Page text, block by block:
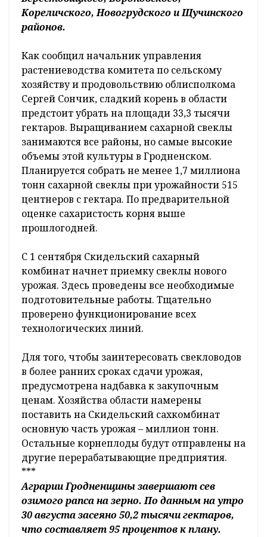
Кореличского, Новогрудского и Щучинского
районов.
Как сообщил начальник управления
растениеводства комитета по сельскому
хозяйству и продовольствию облисполкома
Сергей Сончик, сладкий корень в области
предстоит убрать на площади 33,3 тысячи
гектаров. Выращиванием сахарной свеклы
занимаются все районы, но самые высокие
объемы этой культуры в Гродненском.
Планируется собрать не менее 1,7 миллиона
тонн сахарной свеклы при урожайности 515
центнеров с гектара. По предварительной
оценке сахаристость корня выше
прошлогодней.
С 1 сентября Скидельский сахарный
комбинат начнет приемку свеклы нового
урожая. Здесь проведены все необходимые
подготовительные работы. Тщательно
проверено функционирование всех
технологических линий.
Для того, чтобы заинтересовать свекловодов
в более ранних сроках сдачи урожая,
предусмотрена надбавка к закупочным
ценам. Хозяйства области намерены
поставить на Скидельский сахкомбинат
основную часть урожая – миллион тонн.
Остальные корнеплоды будут отправлены на
другие перерабатывающие предприятия.
***
Аграрии Гродненщины завершают сев
озимого рапса на зерно. По данным на утро
30 августа засеяно 50,2 тысячи гектаров,
что составляет 95 процентов к плану.